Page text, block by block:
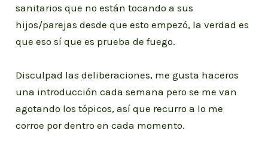
sanitarios que no están tocando a sus
hijos/parejas desde que esto empezó, la verdad es
que eso sí que es prueba de fuego.
Disculpad las deliberaciones, me gusta haceros
una introducción cada semana pero se me van
agotando los tópicos, así que recurro a lo me
corroe por dentro en cada momento.